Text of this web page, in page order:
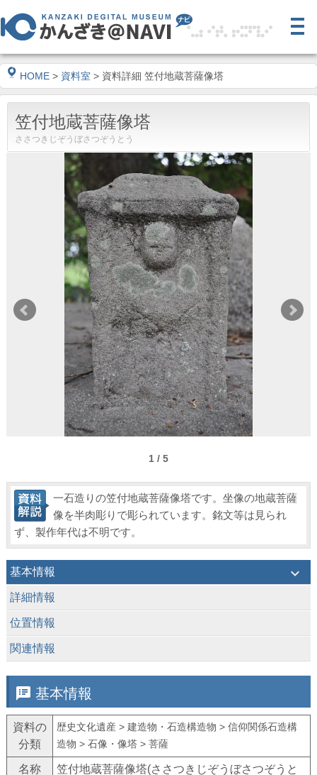
HOME > 資料室 > 資料詳細 笠付地蔵菩薩像塔
笠付地蔵菩薩像塔
ささつきじぞうぼさつぞうとう
1 / 5
一石造りの笠付地蔵菩薩像塔です。坐像の地蔵菩薩
像を半肉彫りで彫られています。銘文等は見られ
ず、製作年代は不明です。
基本情報 keyboard_arrow_down
詳細情報
位置情報
関連情報
speaker_notes 基本情報
資料の
分類
歴史文化遺産 > 建造物・石造構造物 > 信仰関係石造構
造物 > 石像・像塔 > 菩薩
名称
笠付地蔵菩薩像塔(ささつきじぞうぼさつぞうと